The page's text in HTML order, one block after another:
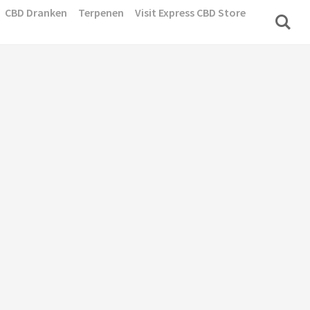
CBD Dranken Terpenen Visit Express CBD Store